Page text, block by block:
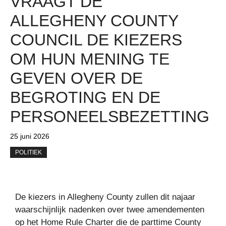
ALLEGHENY COUNTY
COUNCIL DE KIEZERS
OM HUN MENING TE
GEVEN OVER DE
BEGROTING EN DE
PERSONEELSBEZETTING
25 juni 2026
POLITIEK
De kiezers in Allegheny County zullen dit najaar
waarschijnlijk nadenken over twee amendementen
op het Home Rule Charter die de parttime County